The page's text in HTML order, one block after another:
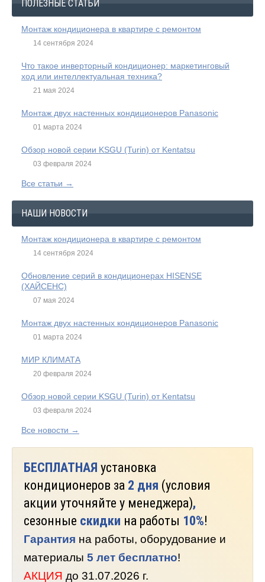
ПОЛЕЗНЫЕ СТАТЬИ
Монтаж кондиционера в квартире с ремонтом
14 сентября 2024
Что такое инверторный кондиционер: маркетинговый
ход или интеллектуальная техника?
21 мая 2024
Монтаж двух настенных кондиционеров Panasonic
01 марта 2024
Обзор новой серии KSGU (Turin) от Kentatsu
03 февраля 2024
Все статьи →
НАШИ НОВОСТИ
Монтаж кондиционера в квартире с ремонтом
14 сентября 2024
Обновление серий в кондиционерах HISENSE
(ХАЙСЕНС)
07 мая 2024
Монтаж двух настенных кондиционеров Panasonic
01 марта 2024
МИР КЛИМАТА
20 февраля 2024
Обзор новой серии KSGU (Turin) от Kentatsu
03 февраля 2024
Все новости →
БЕСПЛАТНАЯ установка
кондиционеров за 2 дня (условия
акции уточняйте у менеджера),
сезонные скидки на работы 10%!
Гарантия на работы, оборудование и
материалы 5 лет бесплатно!
АКЦИЯ до 31.07.2026 г.